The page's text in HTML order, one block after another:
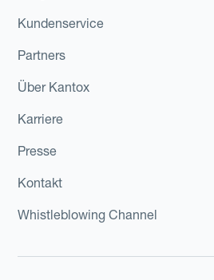
Kundenservice
Partners
Über Kantox
Karriere
Presse
Kontakt
Whistleblowing Channel